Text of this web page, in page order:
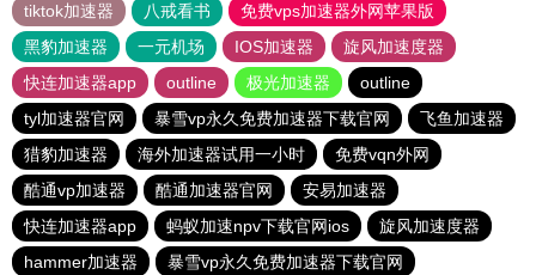
tiktok加速器
八戒看书
免费vps加速器外网苹果版
黑豹加速器
一元机场 IOS加速器
旋风加速度器
快连加速器app
outline 极光加速器
outline
tyl加速器官网
暴雪vp永久免费加速器下载官网
飞鱼加速器
猎豹加速器
海外加速器试用一小时
免费vqn外网
酷通vp加速器
酷通加速器官网
安易加速器
快连加速器app
蚂蚁加速npv下载官网ios
旋风加速度器
hammer加速器
暴雪vp永久免费加速器下载官网